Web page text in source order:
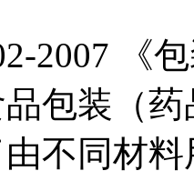
2007 《
包装（
不同材